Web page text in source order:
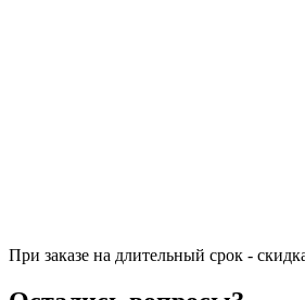
При заказе на длительный срок -